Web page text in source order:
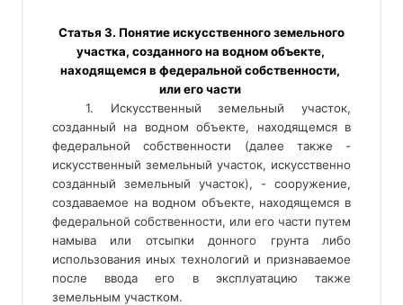
участка, созданного на водном объекте,
находящемся в федеральной собственности,
или его части
1. Искусственный земельный участок,
созданный на водном объекте, находящемся в
федеральной собственности (далее также -
искусственный земельный участок, искусственно
созданный земельный участок), - сооружение,
создаваемое на водном объекте, находящемся в
федеральной собственности, или его части путем
намыва или отсыпки донного грунта либо
использования иных технологий и признаваемое
после ввода его в эксплуатацию также
земельным участком.